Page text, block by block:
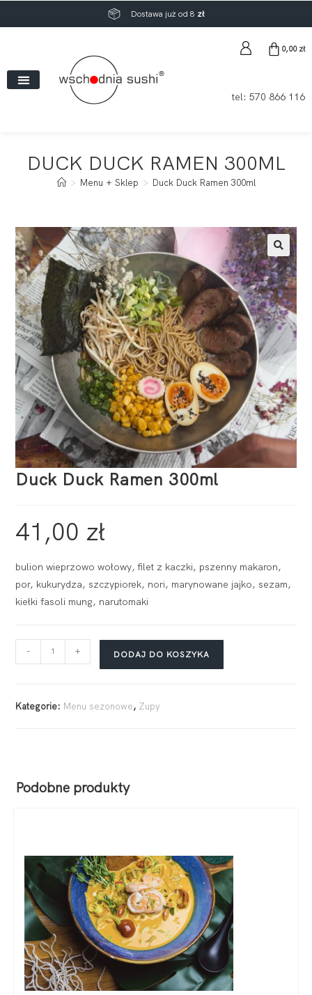
Dostawa już od 8 zł
0,00 zł
tel: 570 866 116
DUCK DUCK RAMEN 300ML
> Menu + Sklep > Duck Duck Ramen 300ml
Duck Duck Ramen 300ml
41,00 zł
bulion wieprzowo wołowy, filet z kaczki, pszenny makaron,
por, kukurydza, szczypiorek, nori, marynowane jajko, sezam,
kiełki fasoli mung, narutomaki
- + DODAJ DO KOSZYKA
Kategorie: Menu sezonowe, Zupy
Podobne produkty